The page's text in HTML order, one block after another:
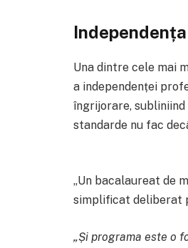
Una dintre cele mai
a independenței
îngrijorare,
standarde nu fac
„Un bacalaureat de
simplificat deliberat
„Și programa este o